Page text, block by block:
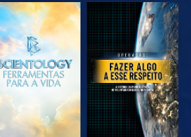
EXPLORAR A
SÉRIE
VER